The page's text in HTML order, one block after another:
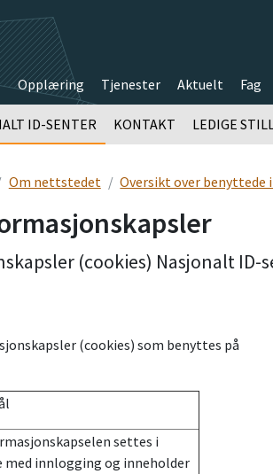
Opplæring Tjenester Aktuelt Fag
ID-SENTER KONTAKT LEDIGE
Om nettstedet Oversikt over
(cookies) Nasjonalt ID-
(cookies) som benyttes på
settes i
med innlogging og inneholder